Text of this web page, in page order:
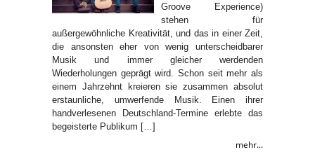
Groove Experience)
stehen für
außergewöhnliche Kreativität, und das in einer Zeit,
die ansonsten eher von wenig unterscheidbarer
Musik und immer gleicher werdenden
Wiederholungen geprägt wird. Schon seit mehr als
einem Jahrzehnt kreieren sie zusammen absolut
erstaunliche, umwerfende Musik. Einen ihrer
handverlesenen Deutschland-Termine erlebte das
begeisterte Publikum […]
mehr...